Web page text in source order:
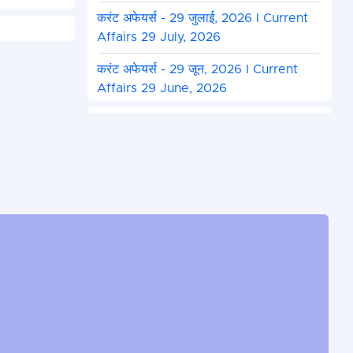
करंट अफेयर्स - 29 जुलाई, 2026 I Current
Affairs 29 July, 2026
करंट अफेयर्स - 29 जून, 2026 I Current
Affairs 29 June, 2026